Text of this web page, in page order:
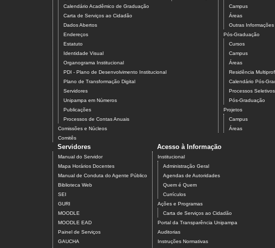
Calendário Acadêmico de Graduação
Carta de Serviços ao Cidadão
Dados Abertos
Endereços
Estatuto
Identidade Visual
Organograma Institucional
PDI - Plano de Desenvolvimento Institucional
Plano de Transformação Digital
Servidores
Unipampa em Números
Publicações
Processos de Contas Anuais
Comissões e Núcleos
Comitês
Campus
Áreas
Outras Informações
Pós-Graduação
Cursos
Campus
Áreas
Residência
Calendário Pós-
Processos Seletivos
Pós-Graduação
Projetos
Campus
Áreas
Servidores
Manual do Servidor
Mapa Horários Docentes
Manual de Conduta do Agente Público
Biblioteca Web
SEI
GURI
MOODLE
MOODLE EAD
Painel de Serviços
GAUCHA
Acesso à Informação
Institucional
Administração Geral
Agendas de Autoridades
Quem é Quem
Currículos
Ações e Programas
Carta de Serviços ao Cidadão
Portal da Transparência Unipampa
Auditorias
Instruções Normativas